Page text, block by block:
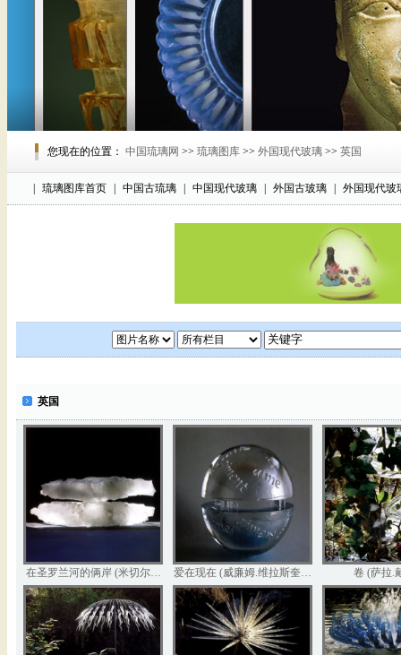
您现在的位置： 中国琉璃网 >> 琉璃图库 >> 外国现代玻璃 >> 英国
琉璃图库首页 中国古琉璃 中国现代玻璃 外国古玻璃 外国现代玻
英国
在圣罗兰河的俩岸 (米切尔… 爱在现在 (威廉姆.维拉斯奎… 卷 (萨拉.